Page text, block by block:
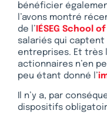
bénéficier
l’avons montré
de l’ IÉSEG School
salariés qui
entreprises. Et très
actionnaires n’en
peu étant donné l’
Il n’y a, par
dispositifs